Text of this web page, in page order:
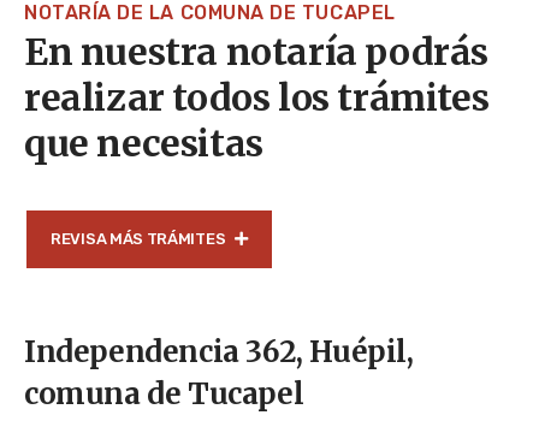
NOTARÍA DE LA COMUNA DE TUCAPEL
En nuestra notaría podrás
realizar todos los trámites
que necesitas
REVISA MÁS TRÁMITES
Independencia 362, Huépil,
comuna de Tucapel